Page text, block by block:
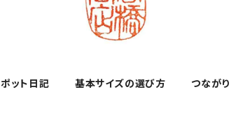
ポット日記 基本サイズの選び方 つながり